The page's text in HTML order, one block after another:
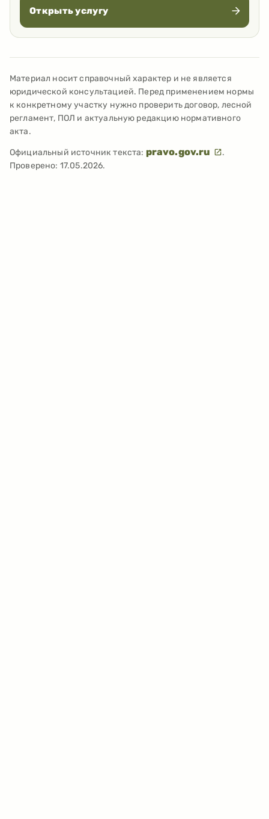
Открыть услугу
Материал носит справочный характер и не является
юридической консультацией. Перед применением нормы
к конкретному участку нужно проверить договор, лесной
регламент, ПОЛ и актуальную редакцию нормативного
акта.
Официальный источник текста: pravo.gov.ru
.
Проверено: 17.05.2026.